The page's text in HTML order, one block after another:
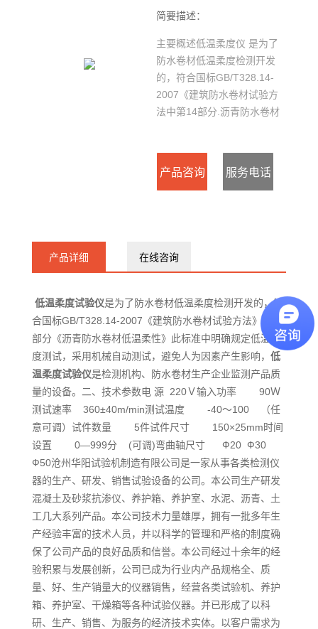
简要描述：
主要概述低温柔度仪 是为了
防水卷材低温柔度检测开发
的，符合国标GB/T328.14-
2007《建筑防水卷材试验方
法中第14部分.沥青防水卷材
生影响，低温柔度试验仪是检
产品咨询 服务电话
产品详细 在线咨询
低温柔度试验仪是为了防水卷材低温柔度检测开发的，符
合国标GB/T328.14-2007《建筑防水卷材试验方法》中4
部分《沥青防水卷材低温柔性》此标准中明确规定低温柔
度测试，采用机械自动测试，避免人为因素产生影响， 低
温柔度试验仪是检测机构、防水卷材生产企业监测产品质
量的设备。二、技术参数电 源 220Ｖ输入功率 90Ｗ
测试速率 360±40m/min测试温度 -40～100 （任
意可调）试件数量 5件试件尺寸 150×25mm时间
设置 0—999分 (可调)弯曲轴尺寸 Ф20 Ф30
Ф50沧州华阳试验机制造有限公司是一家从事各类检测仪
器的生产、研发、销售试验设备的公司。本公司生产研发
混凝土及砂浆抗渗仪、养护箱、养护室、水泥、沥青、土
工几大系列产品。本公司技术力量雄厚，拥有一批多年生
产经验丰富的技术人员，并以科学的管理和严格的制度确
保了公司产品的良好品质和信誉。本公司经过十余年的经
验积累与发展创新，公司已成为行业内产品规格全、质
量、好、生产销量大的仪器销售，经营各类试验机、养护
箱、养护室、干燥箱等各种试验仪器。并已形成了以科
研、生产、销售、为服务的经济技术实体。以客户需求为